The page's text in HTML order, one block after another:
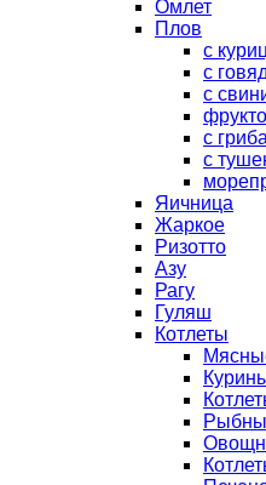
Омлет
Плов
с
с
с
с
с
Яичница
Жаркое
Ризотто
Азу
Рагу
Гуляш
Котлеты